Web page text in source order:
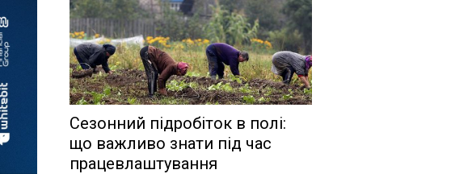
Сезонний підробіток в полі:
що важливо знати під час
працевлаштування